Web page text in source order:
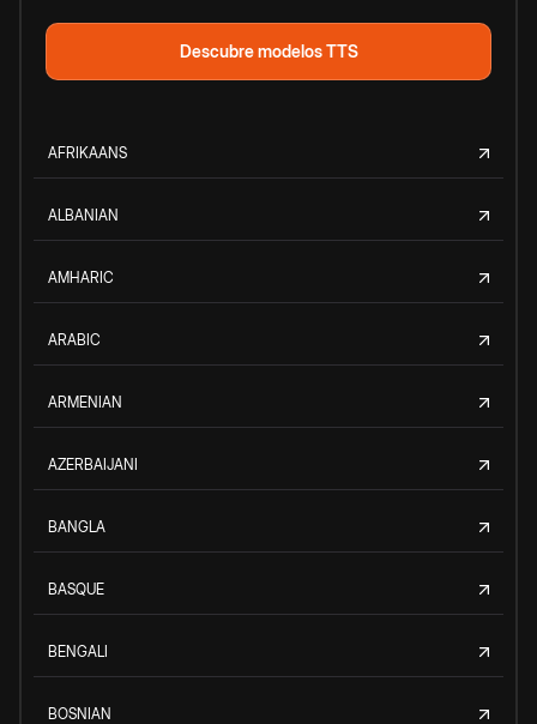
Descubre modelos TTS
AFRIKAANS
ALBANIAN
AMHARIC
ARABIC
ARMENIAN
AZERBAIJANI
BANGLA
BASQUE
BENGALI
BOSNIAN